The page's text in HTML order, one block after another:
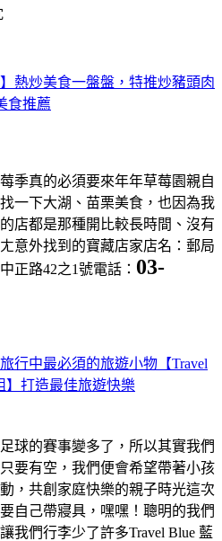
熱炒美食一盤盤，特推炒豬頭肉
食推薦
季真的必須要來年年草莓園親自
一下大湖、苗栗美食，也因為我
店都是那種開比較長時間、沒有
意外找到的寶藏店家店名：郵局
正路42之1號電話： 03-
行中最必須的旅遊小物【Travel
】打造最佳旅遊快樂
球的賽事變多了，所以其實我們
要有空，我們便會希望帶著小孩
，共創家庭快樂的親子時光這次
自己帶寢具，嘿嘿！聰明的我們
我們行李少了許多Travel Blue 藍